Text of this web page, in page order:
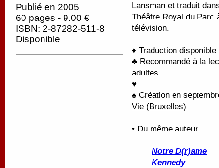
Publié en 2005
60 pages - 9.00 €
ISBN: 2-87282-511-8
Disponible
Lansman et traduit
Théâtre Royal du Parc
télévision.
♦ Traduction
♣ Recommandé à la
adultes
♥
♠ Création en
Vie (Bruxelles)
• Du même auteur
Notre D(r)ame
Kennedy